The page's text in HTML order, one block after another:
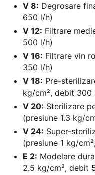
V 8: Degrosare
650 l/h)
V 12: Filtrare
500 l/h)
V 16: Filtrare vin
350 l/h)
V 18: Pre-
kg/cm², debit 300
V 20: Sterilizare
(presiune 1.3 kg/
V 24: Super-
(presiune 1 kg/
E 2: Modelare
2.5 kg/cm², debit